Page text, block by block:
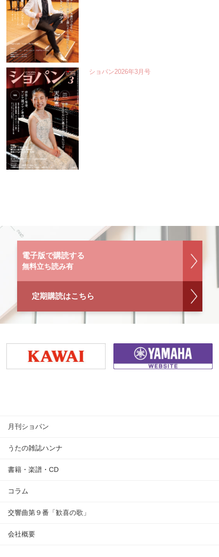
ショパン2026年3月号
電子版で購読する
無料立ち読み有
定期購読はこちら
月刊ショパン
うたの雑誌ハンナ
書籍・楽譜・CD
コラム
交響曲第９番「歓喜の歌」
会社概要